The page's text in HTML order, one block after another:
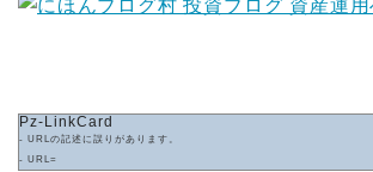
Pz-LinkCard
- URLの記述に誤りがあります。
- URL=